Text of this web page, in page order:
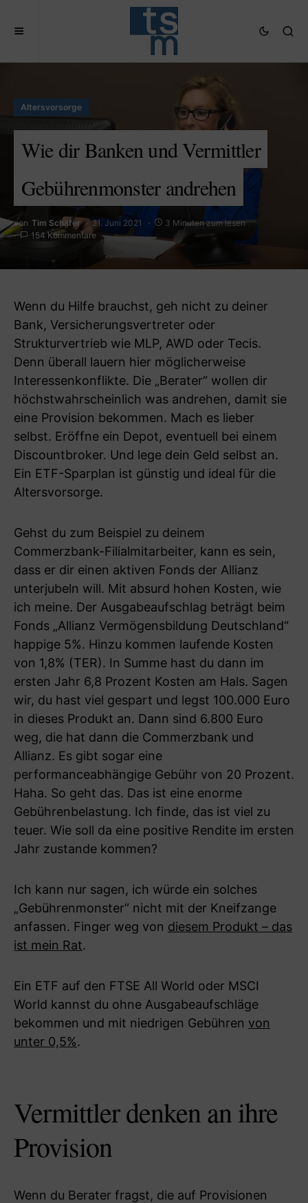
Altersvorsorge
Wie dir Banken und Vermittler
Gebührenmonster andrehen
von Tim Schäfer 21. Juni 2021
3 Minuten zum lesen
154 Kommentare
Wenn du Hilfe brauchst, geh nicht zu deiner
Bank, Versicherungsvertreter oder
Strukturvertrieb wie MLP, AWD oder Tecis.
Denn überall lauern hier möglicherweise
Interessenkonflikte. Die „Berater“ wollen dir
höchstwahrscheinlich was andrehen, damit sie
eine Provision bekommen. Mach es lieber
selbst. Eröffne ein Depot, eventuell bei einem
Discountbroker. Und lege dein Geld selbst an.
Ein ETF-Sparplan ist günstig und ideal für die
Altersvorsorge.
Gehst du zum Beispiel zu deinem
Commerzbank-Filialmitarbeiter, kann es sein,
dass er dir einen aktiven Fonds der Allianz
unterjubeln will. Mit absurd hohen Kosten, wie
ich meine. Der Ausgabeaufschlag beträgt beim
Fonds „Allianz Vermögensbildung Deutschland“
happige 5%. Hinzu kommen laufende Kosten
von 1,8% (TER). In Summe hast du dann im
ersten Jahr 6,8 Prozent Kosten am Hals. Sagen
wir, du hast viel gespart und legst 100.000 Euro
in dieses Produkt an. Dann sind 6.800 Euro
weg, die hat dann die Commerzbank und
Allianz. Es gibt sogar eine
performanceabhängige Gebühr von 20 Prozent.
Haha. So geht das. Das ist eine enorme
Gebührenbelastung. Ich finde, das ist viel zu
teuer. Wie soll da eine positive Rendite im ersten
Jahr zustande kommen?
Ich kann nur sagen, ich würde ein solches
„Gebührenmonster“ nicht mit der Kneifzange
anfassen. Finger weg von diesem Produkt – das
ist mein Rat.
Ein ETF auf den FTSE All World oder MSCI
World kannst du ohne Ausgabeaufschläge
bekommen und mit niedrigen Gebühren von
unter 0,5%.
Vermittler denken an ihre
Provision
Wenn du Berater fragst, die auf Provisionen